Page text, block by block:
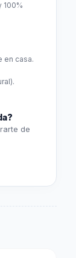
100%
en casa.
de